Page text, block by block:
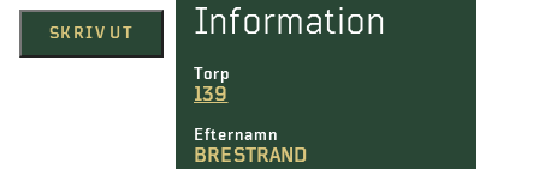
SKRIV UT Information
Torp
139
Efternamn
BRESTRAND